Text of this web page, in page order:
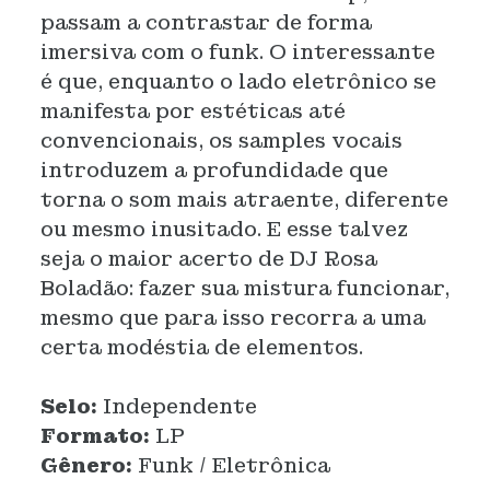
passam a contrastar de forma
imersiva com o funk. O interessante
é que, enquanto o lado eletrônico se
manifesta por estéticas até
convencionais, os samples vocais
introduzem a profundidade que
torna o som mais atraente, diferente
ou mesmo inusitado. E esse talvez
seja o maior acerto de DJ Rosa
Boladão: fazer sua mistura funcionar,
mesmo que para isso recorra a uma
certa modéstia de elementos.
Selo: Independente
Formato: LP
Gênero: Funk / Eletrônica